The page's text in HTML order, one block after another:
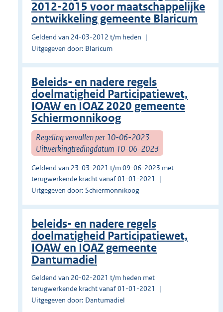
2012-2015 voor maatschappelijke
ontwikkeling gemeente Blaricum
Geldend van 24-03-2012 t/m heden
Uitgegeven door: Blaricum
Beleids- en nadere regels
doelmatigheid Participatiewet,
IOAW en IOAZ 2020 gemeente
Schiermonnikoog
Regeling vervallen per 10-06-2023
Uitwerkingtredingdatum 10-06-2023
Geldend van 23-03-2021 t/m 09-06-2023 met
terugwerkende kracht vanaf 01-01-2021
Uitgegeven door: Schiermonnikoog
beleids- en nadere regels
doelmatigheid Participatiewet,
IOAW en IOAZ gemeente
Dantumadiel
Geldend van 20-02-2021 t/m heden met
terugwerkende kracht vanaf 01-01-2021
Uitgegeven door: Dantumadiel